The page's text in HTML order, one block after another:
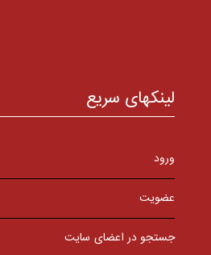
لینکهای سریع
ورود
عضویت
جستجو در اعضای سایت